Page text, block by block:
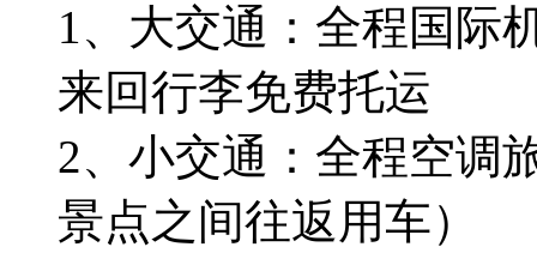
1、大交通：全程国际
来回行李免费托运
2、小交通：全程空调
景点之间往返用车）